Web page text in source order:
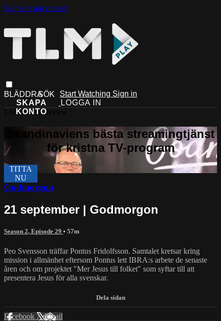
Skip to main content
Start Watching Sign in
Live stream preview
Godmorgon
21 september | Godmorgon
Season 2, Episode 29 • 57m
Peo Svensson träffar Pontus Fridolfsson. Samtalet kretsar kring
mission i allmänhet eftersom Pontus lett IBRA:s arbete de senaste
åren och om projektet "Mer Jesus till folket" som syftar till att
presentera Jesus för alla svenskar.
Facebook XEmail